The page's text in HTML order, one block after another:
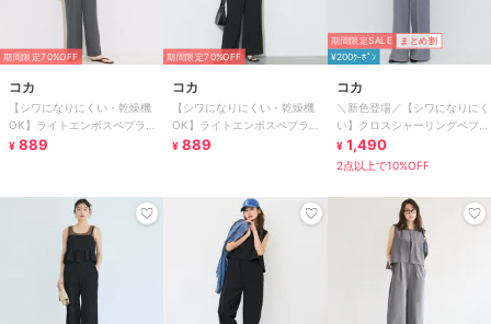
期間限定70%OFF
コカ
【シワになりにくい・乾燥機
OK】ライトエンボスペプラム
オールインワン 全2色
¥ 889
期間限定70%OFF
コカ
【シワになりにくい・乾燥機
OK】ライトエンボスペプラム
オールインワン 全2色
¥ 889
期間限定SALE
まとめ割
¥200ｸｰﾎﾟﾝ
コカ
＼新色登場／【シワになりにく
い】クロスシャーリングペプラ
ムオールインワン 全2色
¥ 1,490
2点以上で10%OFF